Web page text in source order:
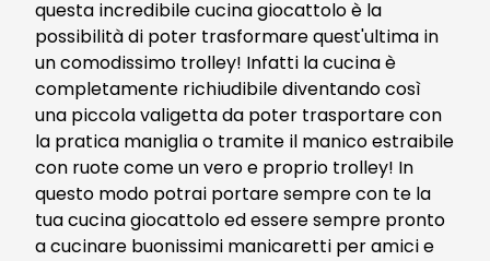
questa incredibile cucina giocattolo è la
possibilità di poter trasformare quest'ultima in
un comodissimo trolley! Infatti la cucina è
completamente richiudibile diventando così
una piccola valigetta da poter trasportare con
la pratica maniglia o tramite il manico estraibile
con ruote come un vero e proprio trolley! In
questo modo potrai portare sempre con te la
tua cucina giocattolo ed essere sempre pronto
a cucinare buonissimi manicaretti per amici e